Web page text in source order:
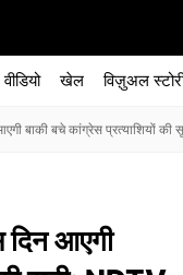
वीडियो खेल विज़ुअल
बाकी बचे कांग्रेस प्रत्याशियों की
आएगी